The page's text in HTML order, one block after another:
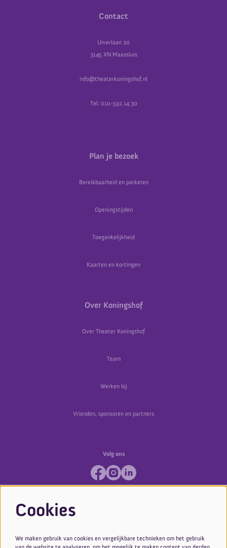
Contact
Uiverlaan 20
3145 XN Maassluis
info@theaterkoningshof.nl
Tel: 010-591 14 30
Plan je bezoek
Bereikbaarheid en parkeren
Openingstijden
Toegankelijkheid
Kaarten en kortingen
Over Koningshof
Over Theater Koningshof
Team
Werken bij
Vrienden, sponsoren en partners
Volg ons
Cookies
We maken gebruik van cookies en vergelijkbare technieken om het gebruik